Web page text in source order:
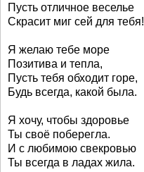
Пусть отличное веселье
Скрасит миг сей для тебя!
Я желаю тебе море
Позитива и тепла,
Пусть тебя обходит горе,
Будь всегда, какой была.
Я хочу, чтобы здоровье
Ты своё поберегла.
И с любимою свекровью
Ты всегда в ладах жила.